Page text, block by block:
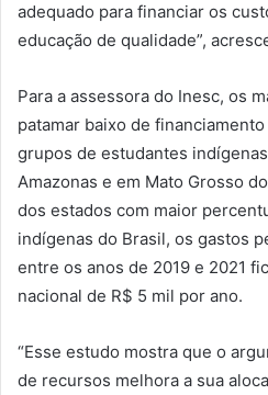
adequado para financiar os
educação de qualidade”,
Para a assessora do Inesc, os
patamar baixo de
grupos de estudantes
Amazonas e em Mato Grosso
dos estados com maior
indígenas do Brasil, os gastos
entre os anos de 2019 e 2021
nacional de R$ 5 mil por ano.
“Esse estudo mostra que o
de recursos melhora a sua